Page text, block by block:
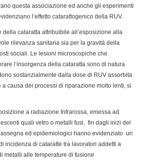
questa associazione ed anche gli esperimenti
l’effetto catarattogenico della RUV.
della cataratta attribuibile all’esposizione alla
rilevanza sanitaria sia per la gravità della
sociali. Le lesioni microscopiche che
l’insorgenza della cataratta sono di natura
sostanzialmente dalla dose di RUV assorbita
causa dei processi di riparazione molto lenti, si
a radiazione Infrarossa, emessa ad
quali vetro o metalli fusi, fin dagli inizi del
ed epidemiologici hanno evidenziato un
incidenza di cataratte tra lavoratori addetti a
metalli alle temperature di fusione